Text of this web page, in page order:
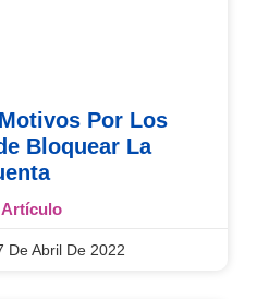
Por Los
Bloquear La
Artículo
De Abril De 2022